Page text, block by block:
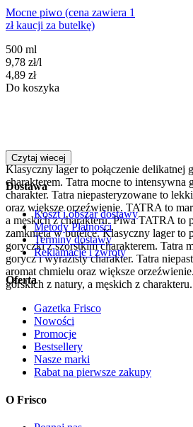
Mocne piwo (cena zawiera 1
zł kaucji za butelkę)
500 ml
9,78 zł/l
Cena
4,89 zł
Do koszyka
Klasyczny lager to połączenie delikatnej
charakterem. Tatra mocne to intensywna
charakter. Tatra niepasteryzowane to
oraz większe orzeźwienie. TATRA to
a męskich z charakteru. Piwa TATRA to
zamknięta w butelce. Klasyczny lager to
goryczki z szorstkim charakterem. Tatra
gorycz i wyrazisty charakter. Tatra
aromat chmielu oraz większe
górskich z natury, a męskich z charakteru.
Czytaj wiecej
Dostawa
Koszt i obszar dostawy
Metody Płatności
Terminy dostawy
Reklamacje i zwroty
Oferta
Gazetka Frisco
Nowości
Promocje
Bestsellery
Nasze marki
Rabat na pierwsze zakupy
O Frisco